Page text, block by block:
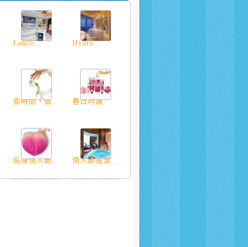
Lancô... Hydra...
偷時間，做... 春日呵護
玩味情人節... 情人節搖滾...